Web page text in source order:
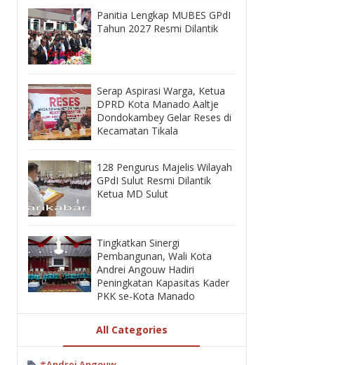
Panitia Lengkap MUBES GPdI
Tahun 2027 Resmi Dilantik
‎Serap Aspirasi Warga, Ketua
DPRD Kota Manado Aaltje
Dondokambey Gelar Reses di
Kecamatan Tikala ‎
128 Pengurus Majelis Wilayah
GPdI Sulut Resmi Dilantik
Ketua MD Sulut
‎Tingkatkan Sinergi
Pembangunan, Wali Kota
Andrei Angouw Hadiri
Peningkatan Kapasitas Kader
PKK se-Kota Manado
All Categories